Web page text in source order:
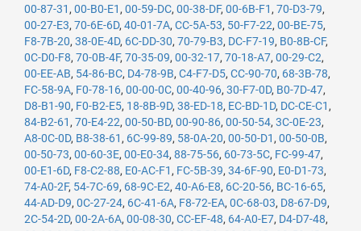
00-87-31 , 00-B0-E1 , 00-59-DC, 00-38-DF, 00-6B-F1 , 70-D3-79,
00-27-E3, 70-6E-6D, 40-01-7A, CC-5A-53, 50-F7-22, 00-BE-75,
F8-7B-20, 38-0E-4D, 6C-DD-30, 70-79-B3, DC-F7-19, B0-8B-CF,
0C-D0-F8, 70-0B-4F, 70-35-09, 00-32-17, 70-18-A7, 00-29-C2,
00-EE-AB, 54-86-BC, D4-78-9B, C4-F7-D5, CC-90-70, 68-3B-78,
FC-58-9A, F0-78-16, 00-00-0C, 00-40-96, 30-F7-0D, B0-7D-47,
D8-B1-90, F0-B2-E5, 18-8B-9D, 38-ED-18, EC-BD-1D, DC-CE-C1 ,
84-B2-61 , 70-E4-22, 00-50-BD, 00-90-86, 00-50-54, 3C-0E-23,
A8-0C-0D, B8-38-61 , 6C-99-89, 58-0A-20, 00-50-D1 , 00-50-0B,
00-50-73, 00-60-3E, 00-E0-34, 88-75-56, 60-73-5C, FC-99-47,
00-E1-6D, F8-C2-88, E0-AC-F1 , FC-5B-39, 34-6F-90, E0-D1-73,
74-A0-2F, 54-7C-69, 68-9C-E2, 40-A6-E8, 6C-20-56, BC-16-65,
44-AD-D9, 0C-27-24, 6C-41-6A, F8-72-EA, 0C-68-03, D8-67-D9,
2C-54-2D, 00-2A-6A, 00-08-30, CC-EF-48, 64-A0-E7, D4-D7-48,